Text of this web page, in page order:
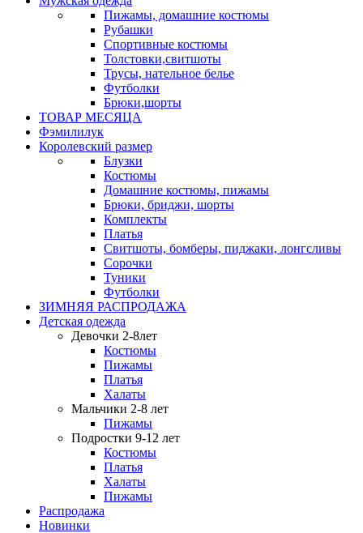
Пижамы, домашние костюмы
Рубашки
Спортивные костюмы
Толстовки,свитшоты
Трусы, нательное белье
Футболки
Брюки,шорты
ТОВАР МЕСЯЦА
Фэмилилук
Королевский размер
Блузки
Костюмы
Домашние костюмы, пижамы
Брюки, бриджи, шорты
Комплекты
Платья
Свитшоты, бомберы, пиджаки, лонгсливы
Сорочки
Туники
Футболки
ЗИМНЯЯ РАСПРОДАЖА
Детская одежда
Девочки 2-8лет
Костюмы
Пижамы
Платья
Халаты
Мальчики 2-8 лет
Пижамы
Подростки 9-12 лет
Костюмы
Платья
Халаты
Пижамы
Распродажа
Новинки